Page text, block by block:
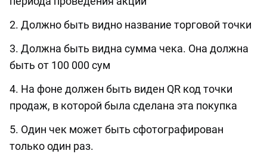
2. Должно быть видно название торговой точки
3. Должна быть видна сумма чека. Она должна
быть от 100 000 сум
4. На фоне должен быть виден QR код точки
продаж, в которой была сделана эта покупка
5. Один чек может быть сфотографирован
только один раз.